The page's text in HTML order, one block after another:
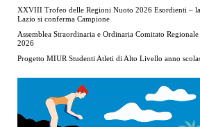
XXVIII Trofeo delle Regioni Nuoto 2026 Esordienti – la
Lazio si conferma Campione
Assemblea Straordinaria e Ordinaria Comitato
2026
Progetto MIUR Studenti Atleti di Alto Livello anno